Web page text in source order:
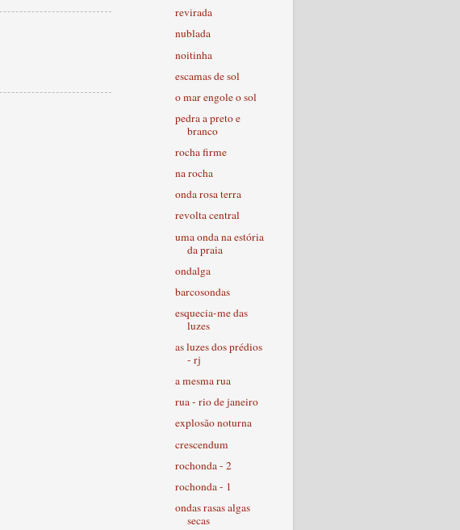
revirada
nublada
noitinha
escamas de sol
o mar engole o sol
pedra a preto e
branco
rocha firme
na rocha
onda rosa terra
revolta central
uma onda na estória
da praia
ondalga
barcosondas
esquecia-me das
luzes
as luzes dos prédios
- rj
a mesma rua
rua - rio de janeiro
explosão noturna
crescendum
rochonda - 2
rochonda - 1
ondas rasas algas
secas